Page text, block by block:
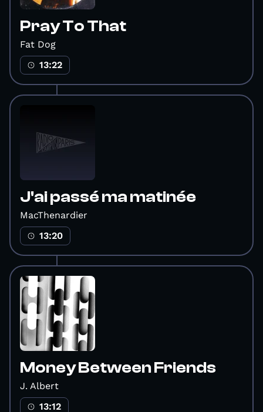
Pray To That
Fat Dog
13:22
J'ai passé ma matinée
MacThenardier
13:20
Money Between Friends
J. Albert
13:12